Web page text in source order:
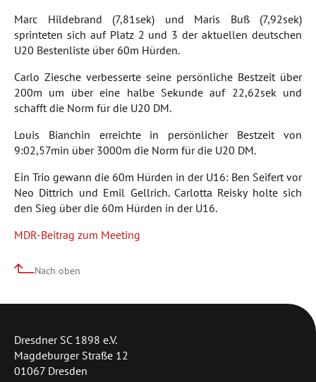
Marc Hildebrand (7,81sek) und Maris Buß (7,92sek)
sprinteten sich auf Platz 2 und 3 der aktuellen deutschen
U20 Bestenliste über 60m Hürden.
Carlo Ziesche verbesserte seine persönliche Bestzeit über
200m um über eine halbe Sekunde auf 22,62sek und
schafft die Norm für die U20 DM.
Louis Bianchin erreichte in persönlicher Bestzeit von
9:02,57min über 3000m die Norm für die U20 DM.
Ein Trio gewann die 60m Hürden in der U16: Ben Seifert vor
Neo Dittrich und Emil Gellrich. Carlotta Reisky holte sich
den Sieg über die 60m Hürden in der U16.
MDR-Beitrag zum Meeting
Nach oben
Dresdner SC 1898 e.V.
Magdeburger Straße 12
01067 Dresden